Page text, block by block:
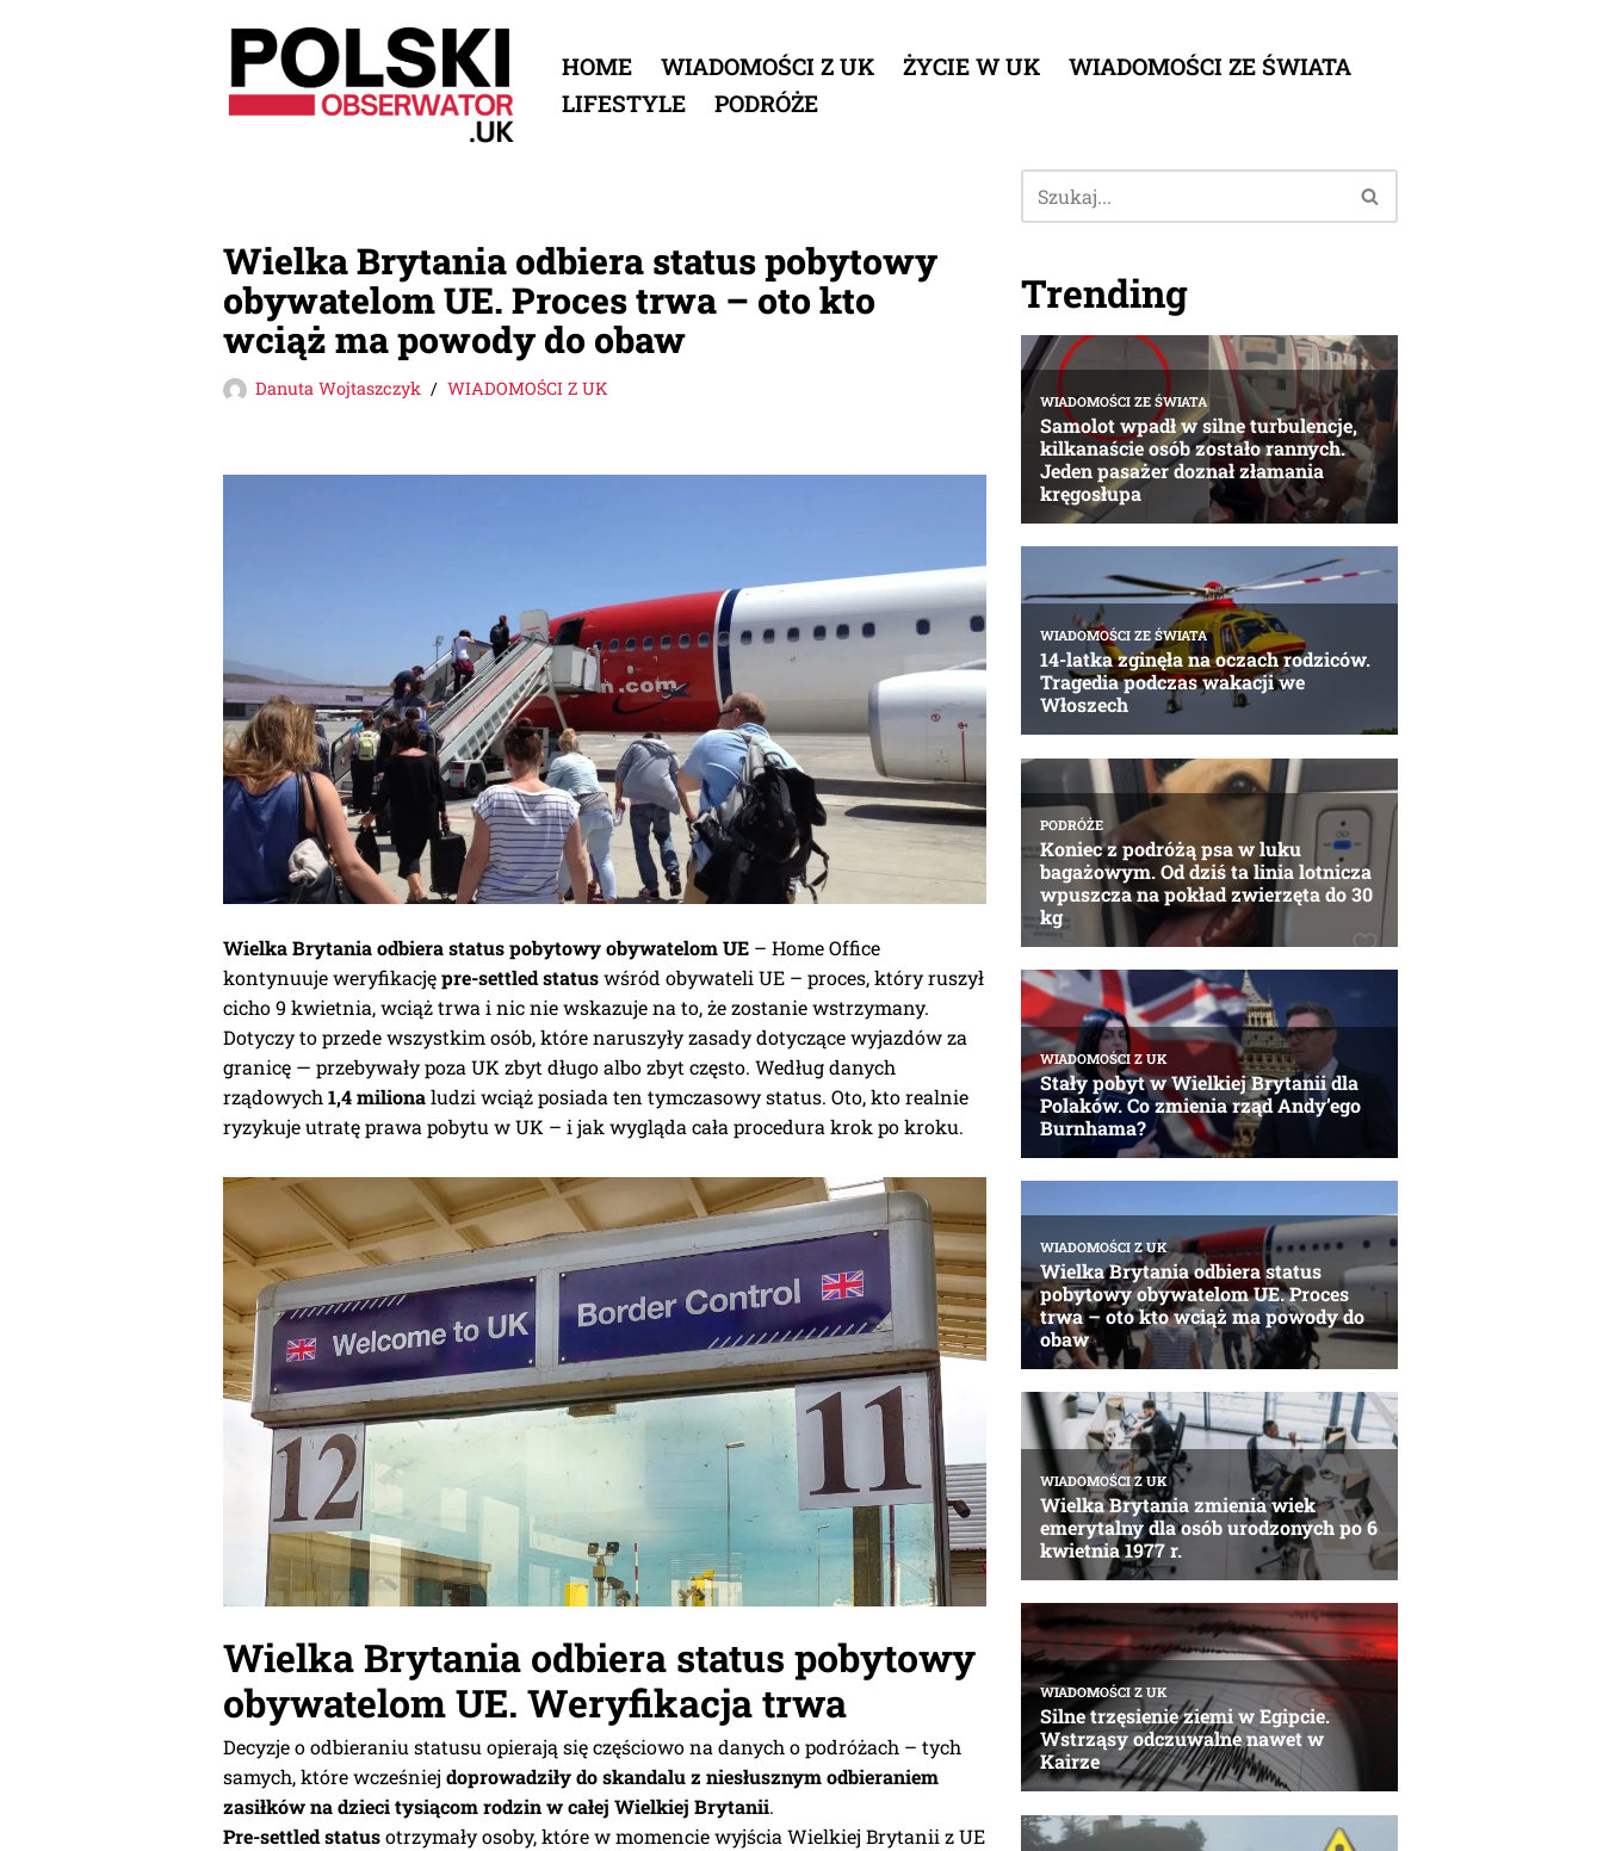
Przejdź
do
HOME WIADOMOŚCI Z UK ŻYCIE W UK
WIADOMOŚCI ZE ŚWIATA
LIFESTYLE
PODRÓŻE
Wielka Brytania odbiera status pobytowy
obywatelom UE. Proces trwa – oto kto
wciąż ma powody do obaw
Danuta Wojtaszczyk WIADOMOŚCI Z UK
Wielka Brytania odbiera status pobytowy obywatelom UE – Home Office
kontynuuje weryfikacjępre-settled statuswśród obywateli UE – proces, który ruszył
cicho 9 kwietnia, wciąż trwa i nic nie wskazuje na to, że zostanie wstrzymany.
Dotyczy to przede wszystkim osób, które naruszyły zasady dotyczące wyjazdów za
granicę — przebywały poza UK zbyt długo albo zbyt często. Według danych
rządowych1,4 milionaludzi wciąż posiada ten tymczasowy status. Oto, kto realnie
ryzykuje utratę prawa pobytu w UK – i jak wygląda cała procedura krok po kroku.
Wielka Brytania odbiera status pobytowy
obywatelom UE. Weryfikacja trwa
Decyzje o odbieraniu statusu opierają się częściowo na danych o podróżach – tych
samych, które wcześniej doprowadziły do skandalu z niesłusznym odbieraniem
zasiłków na dzieci tysiącom rodzin w całej Wielkiej Brytanii.
Pre-settled statusotrzymały osoby, które w momencie wyjścia Wielkiej Brytanii z UE
Trending